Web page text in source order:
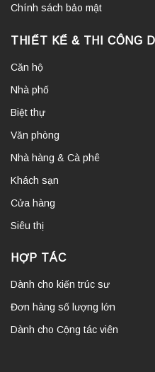
Chính sách bảo mật
THIẾT KẾ & THI CÔNG
Căn hộ
Nhà phố
Biệt thự
Văn phòng
Nhà hàng & Cà phê
Khách sạn
Cửa hàng
Siêu thị
HỢP TÁC
Dành cho kiến trúc sư
Đơn hàng số lượng lớn
Dành cho Cộng tác viên